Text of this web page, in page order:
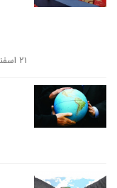
۲۱ اسفند ۱۴۰۱